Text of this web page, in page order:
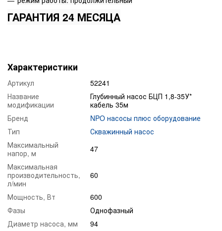
ГАРАНТИЯ 24 МЕСЯЦА
Характеристики
Артикул
52241
Название
модификации
Глубинный насос БЦП 1,8-35У*
кабель 35м
Бренд
NPO насосы плюс оборудование
Тип
Скважинный насос
Максимальный
напор, м
47
Максимальная
производительность,
л/мин
60
Мощность, Вт
600
Фазы
Однофазный
Диаметр насоса, мм
94